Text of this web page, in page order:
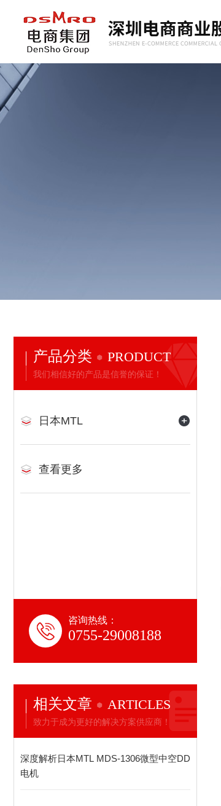
产品分类 PRODUCT
我们相信好的产品是信誉的保证！
日本MTL
查看更多
咨询热线：
0755-29008188
相关文章 ARTICLES
致力于成为更好的解决方案供应商！
深度解析日本MTL MDS-1306微型中空DD
电机